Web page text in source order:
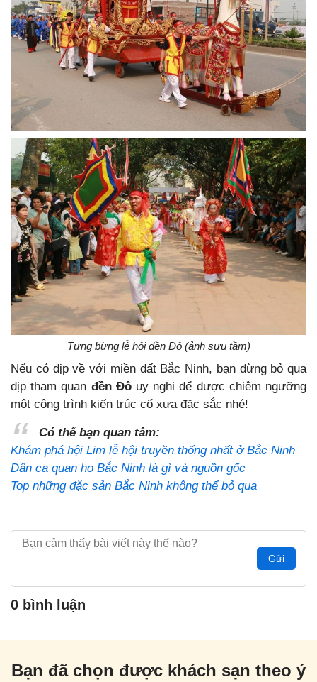
Tưng bừng lễ hội đền Đô (ảnh sưu tầm)
Nếu có dịp về với miền đất Bắc Ninh, bạn đừng bỏ qua
dịp tham quan đền Đôuy nghi để được chiêm ngưỡng
một công trình kiến trúc cổ xưa đặc sắc nhé!
Có thể bạn quan tâm:
Khám phá hội Lim lễ hội truyền thống nhất ở Bắc Ninh
Dân ca quan họ Bắc Ninh là gì và nguồn gốc
Top những đặc sản Bắc Ninh không thể bỏ qua
Gửi
0 bình luận
Bạn đã chọn được khách sạn theo ý